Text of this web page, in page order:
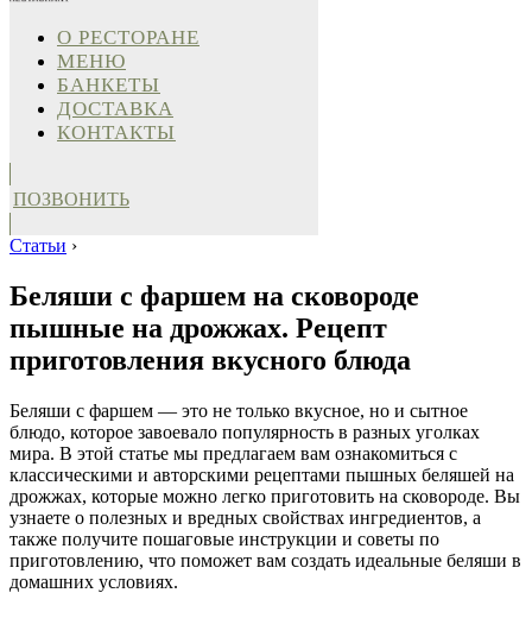
О РЕСТОРАНЕ
МЕНЮ
БАНКЕТЫ
ДОСТАВКА
КОНТАКТЫ
ПОЗВОНИТЬ
Статьи ›
Беляши с фаршем на сковороде
пышные на дрожжах. Рецепт
приготовления вкусного блюда
Беляши с фаршем — это не только вкусное, но и сытное
блюдо, которое завоевало популярность в разных уголках
мира. В этой статье мы предлагаем вам ознакомиться с
классическими и авторскими рецептами пышных беляшей на
дрожжах, которые можно легко приготовить на сковороде. Вы
узнаете о полезных и вредных свойствах ингредиентов, а
также получите пошаговые инструкции и советы по
приготовлению, что поможет вам создать идеальные беляши в
домашних условиях.